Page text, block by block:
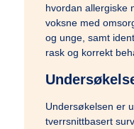
Podcast: Læge til læge
hvordan allergiske
voksne med
og unge, samt
rask og korrekt
Undersøkelsen er
tverrsnittbasert